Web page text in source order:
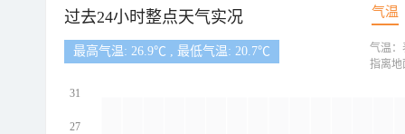
过去24小时整点天气实况 气温
最高气温: 26.9℃ , 最低气温: 20.7℃
31
27
气温：
指离地